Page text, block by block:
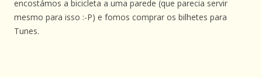
encostámos a bicicleta a uma parede (que parecia servir
mesmo para isso :-P) e fomos comprar os bilhetes para
Tunes.